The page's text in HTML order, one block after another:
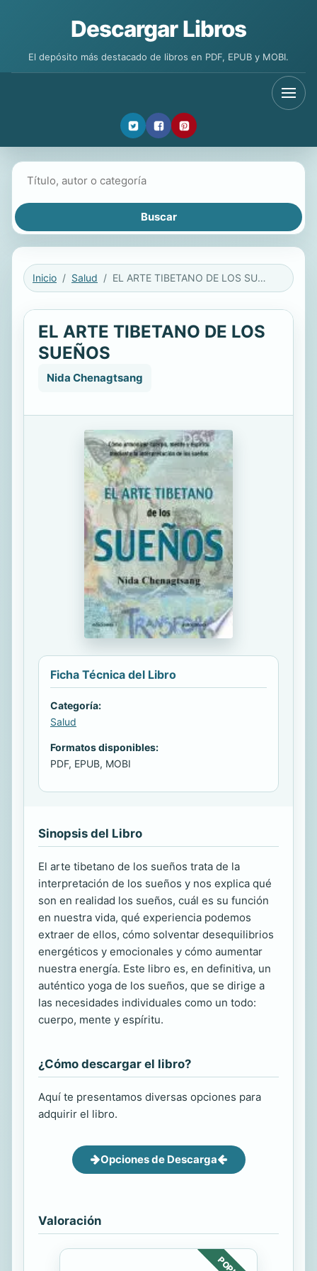
Descargar Libros
El depósito más destacado de libros en PDF, EPUB y MOBI.
Inicio Salud EL ARTE TIBETANO DE LOS SUEÑOS
EL ARTE TIBETANO DE LOS
SUEÑOS
Nida Chenagtsang
Ficha Técnica del Libro
Categoría:
Salud
Formatos disponibles:
PDF, EPUB, MOBI
Sinopsis del Libro
El arte tibetano de los sueños trata de la
interpretación de los sueños y nos explica qué
son en realidad los sueños, cuál es su función
en nuestra vida, qué experiencia podemos
extraer de ellos, cómo solventar desequilibrios
energéticos y emocionales y cómo aumentar
nuestra energía. Este libro es, en definitiva, un
auténtico yoga de los sueños, que se dirige a
las necesidades individuales como un todo:
cuerpo, mente y espíritu.
¿Cómo descargar el libro?
Aquí te presentamos diversas opciones para
adquirir el libro.
Opciones de Descarga
Valoración